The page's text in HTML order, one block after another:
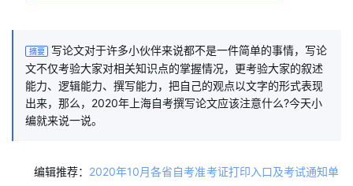
摘要
写论文对于许多小伙伴来说都不是一件简单的事情，写论
文不仅考验大家对相关知识点的掌握情况，更考验大家的叙述
能力、逻辑能力、撰写能力，把自己的观点以文字的形式表现
出来，那么，2020年上海自考撰写论文应该注意什么?今天小
编就来说一说。
编辑推荐： 2020年10月各省自考准考证打印入口及考试通知单